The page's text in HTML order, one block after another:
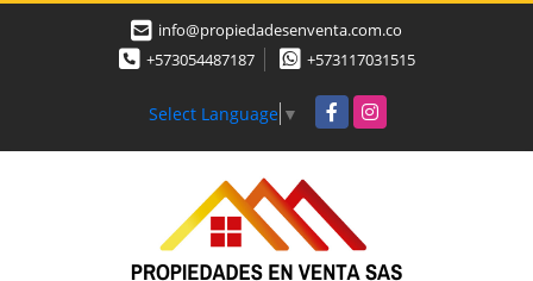
info@propiedadesenventa.com.co
+573054487187
+573117031515
Select Language ▼ FacebookInstagram